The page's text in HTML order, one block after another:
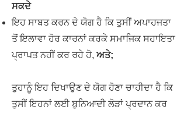
ਸਕਦੇ
ਇਹ ਸਾਬਤ ਕਰਨ ਦੇ ਯੋਗ ਹੈ ਕਿ ਤੁਸੀਂ ਅਪਾਹਜਤਾ
ਤੋਂ ਇਲਾਵਾ ਹੋਰ ਕਾਰਨਾਂ ਕਰਕੇ ਸਮਾਜਿਕ ਸਹਾਇਤਾ
ਪ੍ਰਾਪਤ ਨਹੀਂ ਕਰ ਰਹੇ ਹੋ, ਅਤੇ;
ਤੁਹਾਨੂੰ ਇਹ ਦਿਖਾਉਣ ਦੇ ਯੋਗ ਹੋਣਾ ਚਾਹੀਦਾ ਹੈ ਕਿ
ਤੁਸੀਂ ਇਹਨਾਂ ਲਈ ਬੁਨਿਆਦੀ ਲੋੜਾਂ ਪ੍ਰਦਾਨ ਕਰ